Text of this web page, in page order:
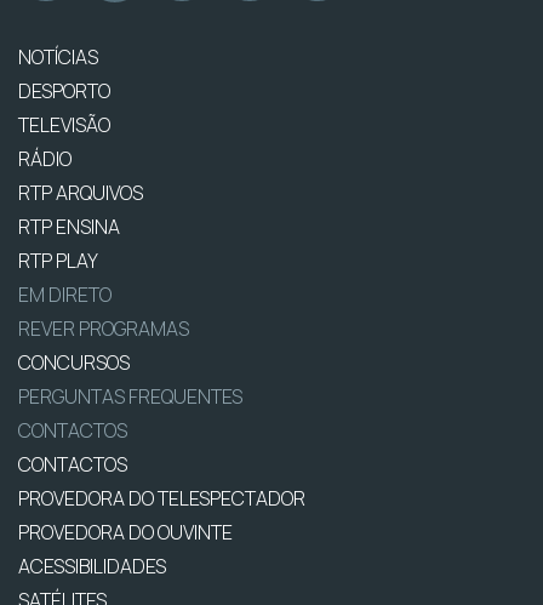
NOTÍCIAS
DESPORTO
TELEVISÃO
RÁDIO
RTP ARQUIVOS
RTP ENSINA
RTP PLAY
EM DIRETO
REVER PROGRAMAS
CONCURSOS
PERGUNTAS FREQUENTES
CONTACTOS
CONTACTOS
PROVEDORA DO TELESPECTADOR
PROVEDORA DO OUVINTE
ACESSIBILIDADES